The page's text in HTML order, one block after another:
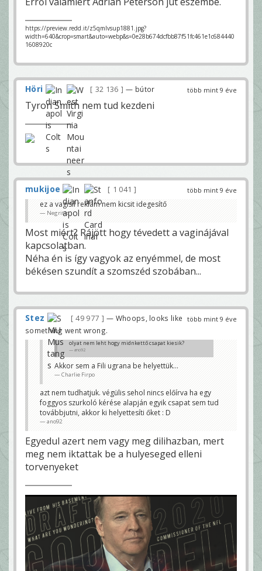
https://preview.redd.it/z5qmlvsup1881.jpg?
width=640&crop=smart&auto=webp&s=0e28b674dcfbb87f51fc461e1c684440
1608920c
több mint 9 éve
Höri 32 136 — bútor
Tyron Smith nem tud kezdeni
több mint 9 éve
mukijoe
1 041
ez a vagisil reklám nem kicsit idegesítő
Negritis
Most miért? Rájött hogy tévedett a vaginájával
kapcsolatban.
Néha én is így vagyok az enyémmel, de most
békésen szundít a szomszéd szobában...
több mint 9 éve
Stez 49 977
— Whoops, looks like
something went wrong.
olyat nem leht hogy midnkettő csapat kiesik?
ano92
Akkor sem a Fili ugrana be helyettük...
Charlie Firpo
azt nem tudhatjuk. végülis sehol nincs előírva ha egy
foggyos szurkoló kérése alapján egyik csapat sem tud
továbbjutni, akkor ki helyettesíti őket : D
ano92
Egyedul azert nem vagy meg dilihazban, mert
meg nem iktattak be a hulyeseged elleni
torvenyeket